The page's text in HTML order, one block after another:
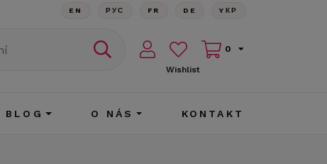
EN РУС FR DE YКР
Wishlist
0
BLOG O NÁS KONTAKT